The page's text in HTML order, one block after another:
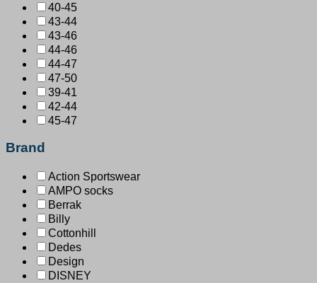
40-45
43-44
43-46
44-46
44-47
47-50
39-41
42-44
45-47
Brand
Action Sportswear
AMPO socks
Berrak
Billy
Cottonhill
Dedes
Design
DISNEY